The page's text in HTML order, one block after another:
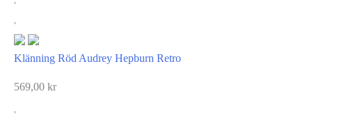
Klänning Röd Audrey Hepburn Retro
569,00 kr